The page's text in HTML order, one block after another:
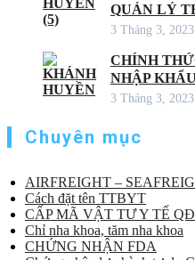
QUẢN LÝ
3 Tháng 3, 2023
CHÍNH
NHẬP
3 Tháng 3, 2023
Chuyên mục
AIRFREIGHT –
Cách đặt tên TTBYT
CẤP MÃ VẬT TƯ Y TẾ QĐ
Chỉ nha khoa, tăm nha khoa
CHỨNG NHẬN FDA